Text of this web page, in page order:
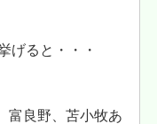
げると・・・
富良野、苫小牧あ